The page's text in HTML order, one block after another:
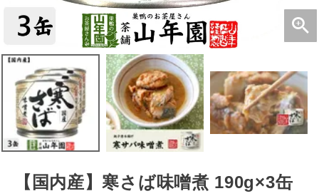
【国内産】寒さば味噌煮 190g×3缶